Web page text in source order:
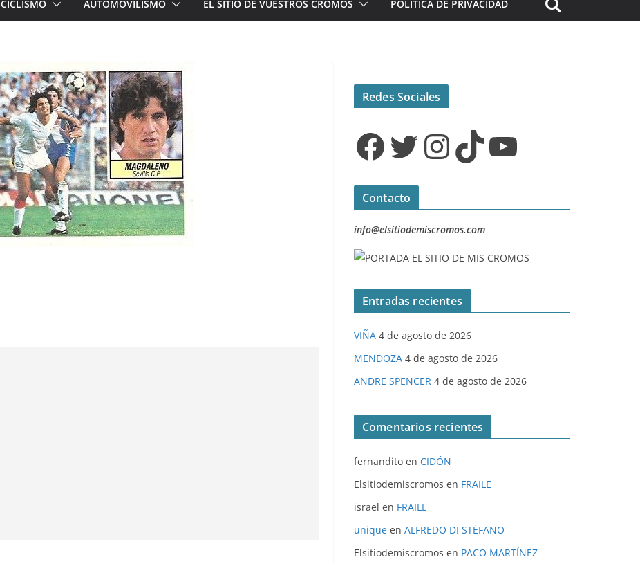
CICLISMO AUTOMOVILISMO EL SITIO DE VUESTROS CROMOS POLÍTICA DE PRIVACIDAD
Redes Sociales
Facebook Twitter InstagramTikTok YouTube
Contacto
info@elsitiodemiscromos.com
Entradas recientes
VIÑA 4 de agosto de 2026
MENDOZA 4 de agosto de 2026
ANDRE SPENCER 4 de agosto de 2026
Comentarios recientes
fernandito en CIDÓN
Elsitiodemiscromos en FRAILE
israel en FRAILE
unique en ALFREDO DI STÉFANO
Elsitiodemiscromos en PACO MARTÍNEZ